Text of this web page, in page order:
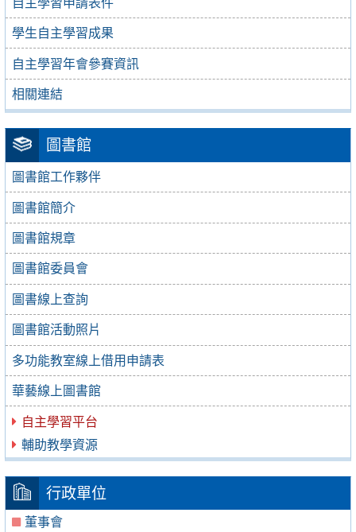
學生自主學習成果
自主學習年會參賽資訊
相關連結
圖書館
圖書館工作夥伴
圖書館簡介
圖書館規章
圖書館委員會
圖書線上查詢
圖書館活動照片
多功能教室線上借用申請表
華藝線上圖書館
自主學習平台
輔助教學資源
行政單位
董事會